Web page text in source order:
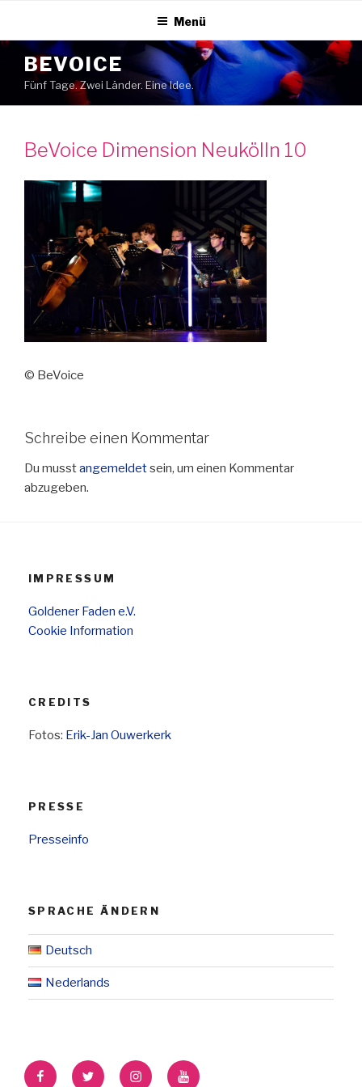
springen
BEVOICE
Fünf Tage. Zwei Länder. Eine Idee.
Menü
BeVoice Dimension Neukölln 10
© BeVoice
Schreibe einen Kommentar
Du musstangemeldetsein, um einen Kommentar
abzugeben.
IMPRESSUM
Goldener Faden e.V.
Cookie Information
CREDITS
Fotos: Erik-Jan Ouwerkerk
PRESSE
Presseinfo
SPRACHE ÄNDERN
Deutsch
Nederlands
FacebookTwitter InstagramYouTube